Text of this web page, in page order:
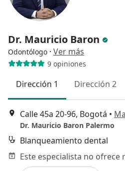
Dr. Mauricio Baron
Odontólogo · Ver más
9 opiniones
Dirección 1 Dirección 2
Calle 45a 20-96, Bogotá •
Dr. Mauricio Baron Palermo
Blanqueamiento dental